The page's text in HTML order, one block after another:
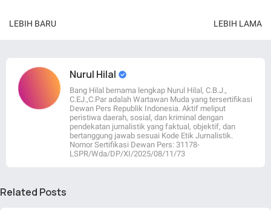
LEBIH BARU LEBIH LAMA
Nurul Hilal
Bang Hilal bernama lengkap Nurul Hilal, C.B.J.,
C.EJ.,C.Par adalah Wartawan Muda yang tersertifikasi
Dewan Pers Republik Indonesia. Aktif meliput
peristiwa daerah, sosial, dan kriminal dengan
pendekatan jurnalistik yang faktual, objektif, dan
bertanggung jawab sesuai Kode Etik Jurnalistik.
Nomor Sertifikasi Dewan Pers: 31178-
LSPR/Wda/DP/XI/2025/08/11/73
Related Posts